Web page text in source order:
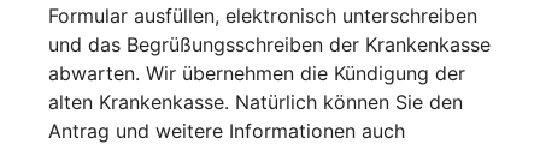
Formular ausfüllen, elektronisch unterschreiben
und das Begrüßungsschreiben der Krankenkasse
abwarten. Wir übernehmen die Kündigung der
alten Krankenkasse. Natürlich können Sie den
Antrag und weitere Informationen auch